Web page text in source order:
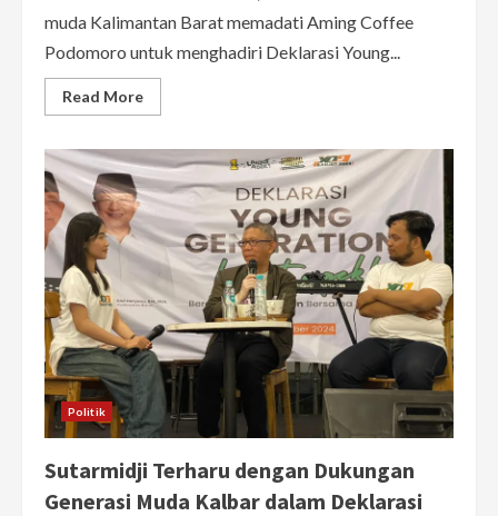
muda Kalimantan Barat memadati Aming Coffee
Podomoro untuk menghadiri Deklarasi Young...
Read MoreRead
more
Young
Generation
Lanjotagik
Dukung
Sutarmidji
di
Pilkada
Kalbar
2024
Politik
Sutarmidji Terharu dengan Dukungan
Generasi Muda Kalbar dalam Deklarasi